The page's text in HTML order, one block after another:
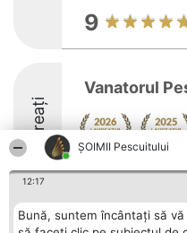
ȘOIMII Pescuitului
12:17
Bună, suntem încântați să
9
Laureați
Vanatorul
9.2